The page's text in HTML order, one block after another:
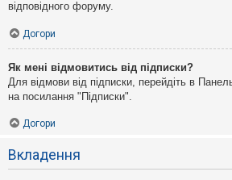
відповідного форуму.
Догори
Як мені відмовитись від підписки?
Для відмови від підписки, перейдіть в
на посилання "Підписки".
Догори
Вкладення